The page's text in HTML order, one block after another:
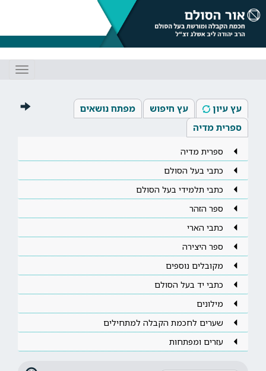
עץ עיון עץ חיפוש
מפתח נושאים
ספרית מדיה
ספרית מדיה
כתבי בעל הסולם
כתבי תלמידי בעל הסולם
ספר הזהר
כתבי הארי
ספר היצירה
מקובלים נוספים
כתבי יד בעל הסולם
מילונים
שערים לחכמת הקבלה למתחילים
עזרים ומפתחות